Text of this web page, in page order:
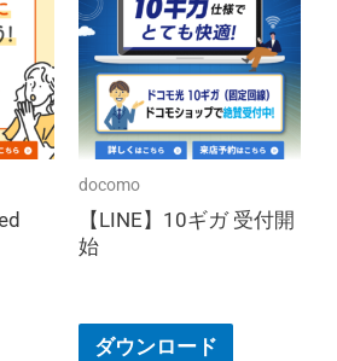
docomo
【LINE】10ギガ 受付開
始
ダウンロード